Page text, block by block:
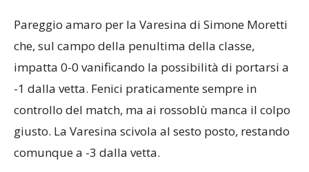
Pareggio amaro per la Varesina di Simone Moretti
che, sul campo della penultima della classe,
impatta 0-0 vanificando la possibilità di portarsi a
-1 dalla vetta. Fenici praticamente sempre in
controllo del match, ma ai rossoblù manca il colpo
giusto. La Varesina scivola al sesto posto, restando
comunque a -3 dalla vetta.